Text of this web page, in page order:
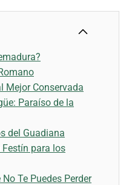
Mejor Conservada
Paraíso de la
del Guadiana
Festín para los
Te Puedes Perder